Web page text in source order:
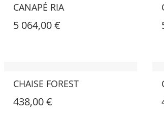
CANAPÉ RIA
5 064,00 €
CHAISE FOREST
438,00 €